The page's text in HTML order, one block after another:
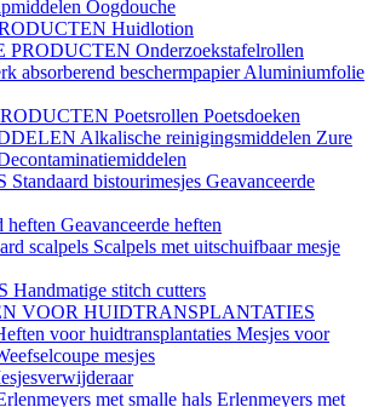
Oogdouche
Huidlotion
PRODUCTEN Onderzoekstafelrollen
absorberend beschermpapierAluminiumfolie
Poetsrollen Poetsdoeken
Alkalische reinigingsmiddelen Zure
Standaard bistourimesjes Geavanceerde
heften Geavanceerde heften
scalpels Scalpels met uitschuifbaar mesje
Handmatige stitch cutters
VOOR HUIDTRANSPLANTATIES
voor huidtransplantaties Mesjes voor
mesjes
met smalle hals Erlenmeyers met